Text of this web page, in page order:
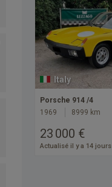
Italy
Porsche 914 /4
1969
8999 km
23 000 €
Actualisé il y a 14 jours